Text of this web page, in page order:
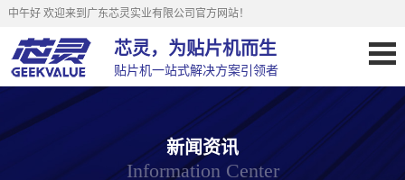
中午好欢迎来到广东芯灵实业有限公司官方网站！
芯灵，为贴片机而生
贴片机一站式解决方案引领者
新闻资讯
Information Center